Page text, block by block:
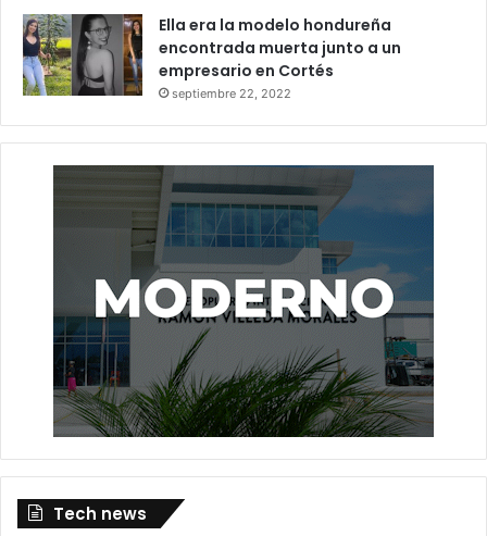
Ella era la modelo hondureña
encontrada muerta junto a un
empresario en Cortés
septiembre 22, 2022
Tech news